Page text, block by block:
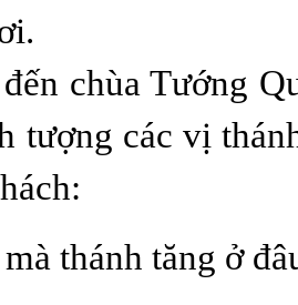
chùa Tướng
tượng các vị
thánh tăng ở